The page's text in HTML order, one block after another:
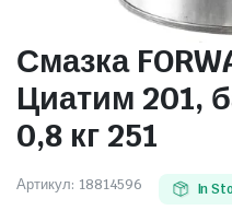
Смазка
Циатим 201,
0,8 кг 251
Артикул: 18814596 In